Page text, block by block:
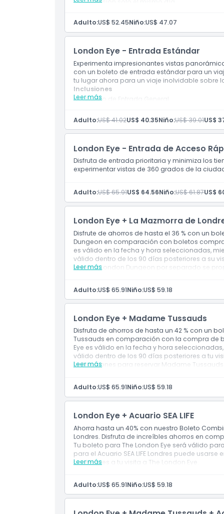
Admisión solo el mismo día.
Adulto:US$ 52.45Niño:US$ 47.07
London Eye - Entrada Estándar
Experimenta impresionantes vistas
con un boleto de entrada estándar para un
tu lugar ahora para un viaje inolvidable sobre
Leer más
Inclusiones
Boleto de Entrada General
Reserva disponible para mañana o
día)
Adulto:US$ 41.02US$ 40.35Niño:US$ 39.01US$
London Eye - Entrada de Acceso
Disfruta de entrada prioritaria y minimiza los
experimentar vistas de 360 grados de la
Adulto:US$ 65.91US$ 64.56Niño:US$ 61.87US$
London Eye + La Mazmorra de
Disfrute de ahorros de hasta el 36 % con un
Dungeon en comparación con boletos
es válido en la fecha y hora seleccionadas,
válido dentro de los 90 días posteriores a su
reservar London Dungeon por separado se
Leer más
Adulto:US$ 65.91Niño:US$ 59.18
London Eye + Madame Tussauds
Disfruta de ahorros de hasta un 42 % con un
Tussauds en comparación con la compra de
Eye es válido en la fecha y hora
válido dentro de los 90 días posteriores a tu
instrucciones para reservar Madame
Leer más
Adulto:US$ 65.91Niño:US$ 59.18
London Eye + Acuario SEA LIFE
Ahorra hasta un 40% con nuestro Boleto
Londres. Disfruta de increíbles ahorros en
Tu boleto para The London Eye será válido
para el Acuario SEA LIFE Londres puede
posteriores a tu visita a The London Eye.
Leer más
Adulto:US$ 65.91Niño:US$ 59.18